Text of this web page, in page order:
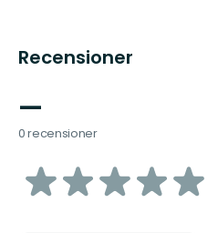
Recensioner
—
0 recensioner
av